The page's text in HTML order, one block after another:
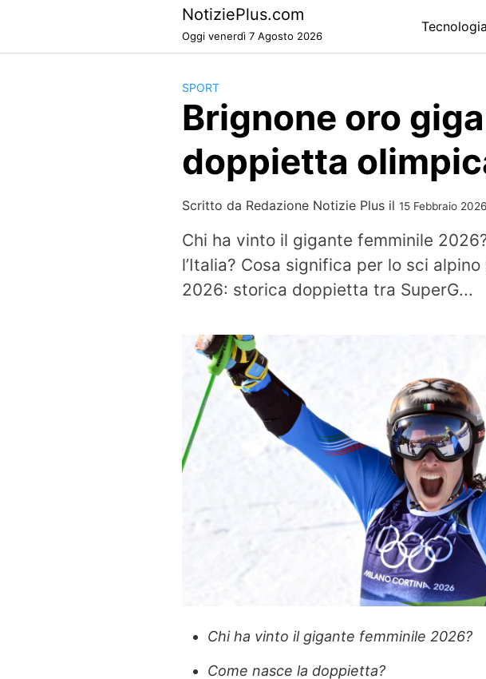
NotiziePlus.com
Oggi venerdì 7 Agosto 2026
Tecnologia
SPORT
Brignone oro
doppietta
Scritto da Redazione Notizie Plus il 15 Febbraio 2026
Chi ha vinto il gigante femminile
l’Italia? Cosa significa per lo sci
2026: storica doppietta tra SuperG...
Chi ha vinto il gigante femminile 2026?
Come nasce la doppietta?